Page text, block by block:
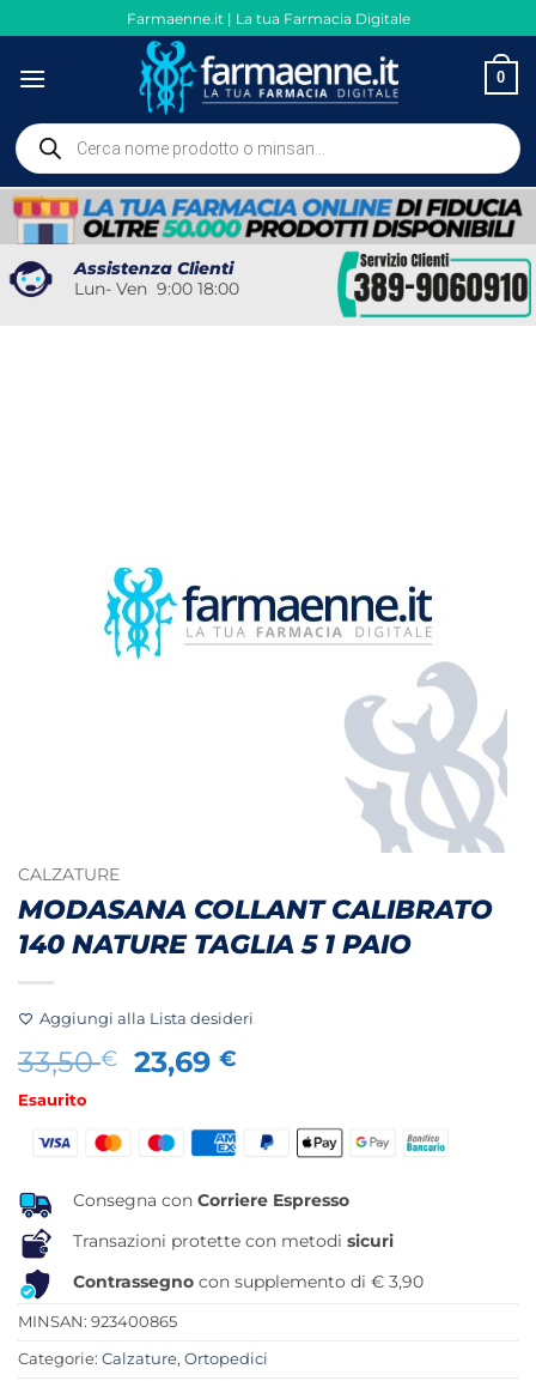
ai
contenuti
Farmaenne.it | La tua Farmacia Digitale
0
Ricerca
prodotti
Assistenza Clienti
Lun- Ven 9:00 18:00
CALZATURE
MODASANA COLLANT CALIBRATO
140 NATURE TAGLIA 5 1 PAIO
Aggiungi alla Lista desideri
33,50€
Il
era:
23,69€
attuale
è:
Esaurito
Consegna con Corriere Espresso
Transazioni protette con metodi sicuri
Contrassegno con supplemento di € 3,90
MINSAN: 923400865
Categorie: Calzature, Ortopedici